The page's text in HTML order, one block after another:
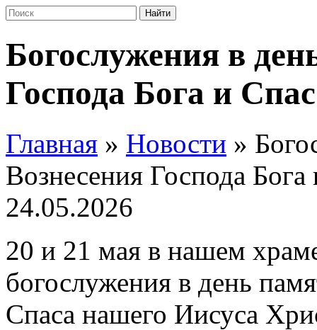
Богослужения в
Господа Бога и
Главная » Новости »
Вознесения Господа
24.05.2026
20 и 21 мая в нашем
богослужения в день
Спаса нашего Иисуса